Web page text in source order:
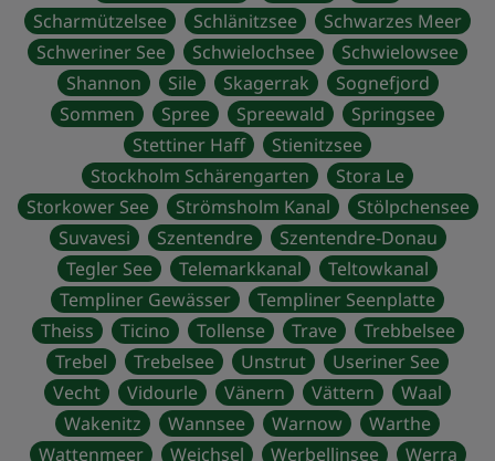
Scharmützelsee
Schlänitzsee
Schwarzes Meer
Schweriner See
Schwielochsee
Schwielowsee
Shannon
Sile Skagerrak
Sognefjord
Sommen
Spree Spreewald
Springsee
Stettiner Haff
Stienitzsee
Stockholm Schärengarten
Stora Le
Storkower See
Strömsholm Kanal
Stölpchensee
Suvavesi
Szentendre
Szentendre-Donau
Tegler See
Telemarkkanal
Teltowkanal
Templiner Gewässer
Templiner Seenplatte
Theiss
Ticino Tollense Trave
Trebbelsee
Trebel
Trebelsee Unstrut
Useriner See
Vecht
Vidourle Vänern Vättern
Waal
Wakenitz
Wannsee Warnow
Warthe
Wattenmeer
Weichsel Werbellinsee Werra